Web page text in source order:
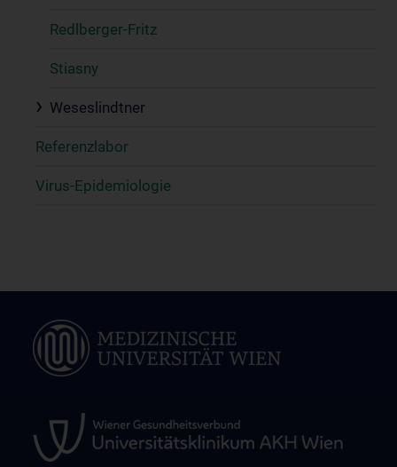
Redlberger-Fritz
Stiasny
Weseslindtner
Referenzlabor
Virus-Epidemiologie